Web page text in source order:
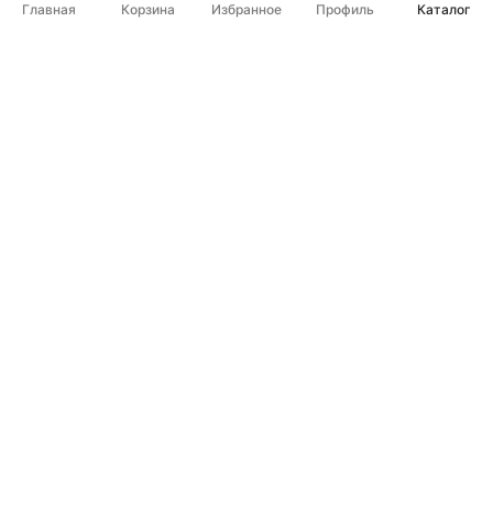
Главная Корзина Избранное Профиль Каталог